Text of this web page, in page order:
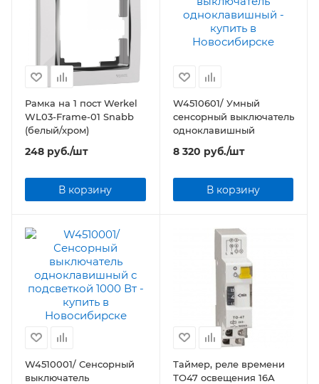
Рамка на 1 пост Werkel
WL03-Frame-01 Snabb
(белый/хром)
248 руб./шт
В корзину
W4510601/ Умный
сенсорный выключатель
одноклавишный
8 320 руб./шт
В корзину
W4510001/ Сенсорный
выключатель
Таймер, реле времени
ТО47 освещения 16А